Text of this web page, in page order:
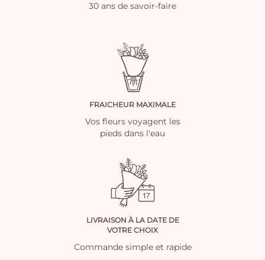
30 ans de savoir-faire
FRAICHEUR MAXIMALE
Vos fleurs voyagent les
pieds dans l'eau
LIVRAISON À LA DATE DE
VOTRE CHOIX
Commande simple et rapide